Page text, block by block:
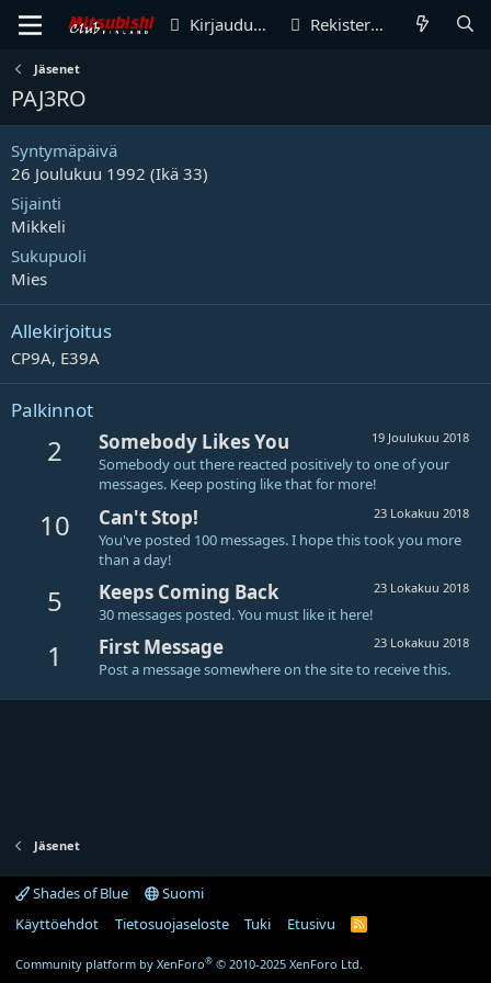
Kirjaudu sisään Rekisteröidy
Jäsenet
PAJ3RO
Syntymäpäivä
26 Joulukuu 1992 (Ikä 33)
Sijainti
Mikkeli
Sukupuoli
Mies
Allekirjoitus
CP9A, E39A
Palkinnot
2 19 Joulukuu 2018
Somebody Likes You
Somebody out there reacted positively to one of your
messages. Keep posting like that for more!
10 23 Lokakuu 2018
Can't Stop!
You've posted 100 messages. I hope this took you more
than a day!
5 23 Lokakuu 2018
Keeps Coming Back
30 messages posted. You must like it here!
1 23 Lokakuu 2018
First Message
Post a message somewhere on the site to receive this.
Jäsenet
Shades of Blue
Suomi
Käyttöehdot
Tietosuojaseloste Tuki Etusivu
R
Community platform by XenForo® © 2010-2025 XenForo Ltd.